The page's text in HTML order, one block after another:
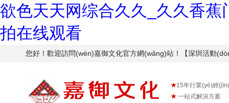
欲色天天网综合久久_久久香
拍在线观看
您好！歡迎訪問(wèn)嘉御文化官方網(wǎng)站！【深
★15年行業(yè)經
★ 一站式解決方案